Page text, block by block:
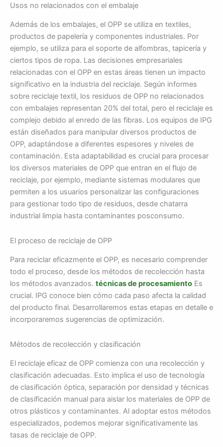
Usos no relacionados con el embalaje
Además de los embalajes, el OPP se utiliza en textiles,
productos de papelería y componentes industriales. Por
ejemplo, se utiliza para el soporte de alfombras, tapicería y
ciertos tipos de ropa. Las decisiones empresariales
relacionadas con el OPP en estas áreas tienen un impacto
significativo en la industria del reciclaje. Según informes
sobre reciclaje textil, los residuos de OPP no relacionados
con embalajes representan 20% del total, pero el reciclaje es
complejo debido al enredo de las fibras. Los equipos de IPG
están diseñados para manipular diversos productos de
OPP, adaptándose a diferentes espesores y niveles de
contaminación. Esta adaptabilidad es crucial para procesar
los diversos materiales de OPP que entran en el flujo de
reciclaje, por ejemplo, mediante sistemas modulares que
permiten a los usuarios personalizar las configuraciones
para gestionar todo tipo de residuos, desde chatarra
industrial limpia hasta contaminantes posconsumo.
El proceso de reciclaje de OPP
Para reciclar eficazmente el OPP, es necesario comprender
todo el proceso, desde los métodos de recolección hasta
los métodos avanzados. técnicas de procesamiento Es
crucial. IPG conoce bien cómo cada paso afecta la calidad
del producto final. Desarrollaremos estas etapas en detalle e
incorporaremos sugerencias de optimización.
Métodos de recolección y clasificación
El reciclaje eficaz de OPP comienza con una recolección y
clasificación adecuadas. Esto implica el uso de tecnología
de clasificación óptica, separación por densidad y técnicas
de clasificación manual para aislar los materiales de OPP de
otros plásticos y contaminantes. Al adoptar estos métodos
especializados, podemos mejorar significativamente las
tasas de reciclaje de OPP.